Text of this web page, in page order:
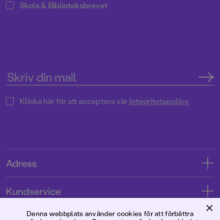
Skola & Biblioteksbrevet
Klicka här för att acceptera vårIntegritetspolicy.
Adress
Kundservice
Kontakta oss ×
Denna webbplats använder cookies för att förbättra